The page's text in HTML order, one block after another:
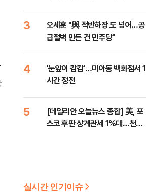
3
오세훈 "與 적반하장 도 넘어…공
급절벽 만든 건 민주당"
4
'눈앞이 캄캄'…미아동 백화점서 1
시간 정전
5
[데일리안 오늘뉴스 종합] 美, 포
스코 후판 상계관세 1%대…천하